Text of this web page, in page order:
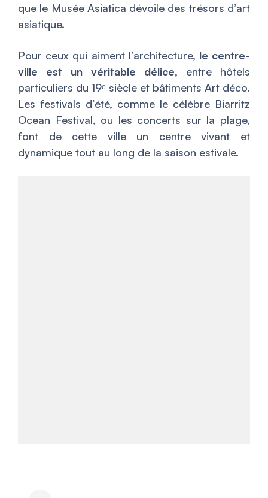
que le Musée Asiatica dévoile des trésors d’art
asiatique.
Pour ceux qui aiment l’architecture, le centre-
ville est un véritable délice, entre hôtels
particuliers du 19ᵉ siècle et bâtiments Art déco.
Les festivals d’été, comme le célèbre Biarritz
Ocean Festival, ou les concerts sur la plage,
font de cette ville un centre vivant et
dynamique tout au long de la saison estivale.